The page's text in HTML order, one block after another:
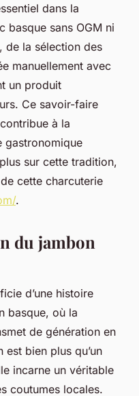
dans la
basque sans OGM ni
de la sélection des
manuellement avec
un produit
Ce savoir-faire
à la
gastronomique
sur cette tradition,
cette charcuterie
.
du jambon
d’une histoire
basque, où la
de génération en
bien plus qu’un
incarne un véritable
coutumes locales.